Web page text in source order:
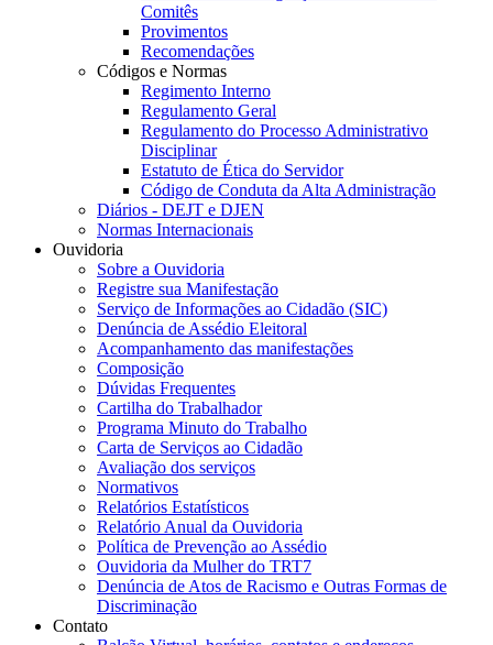
Comitês
Provimentos
Recomendações
Códigos e Normas
Regimento Interno
Regulamento Geral
Regulamento do Processo Administrativo
Disciplinar
Estatuto de Ética do Servidor
Código de Conduta da Alta Administração
Diários - DEJT e DJEN
Normas Internacionais
Ouvidoria
Sobre a Ouvidoria
Registre sua Manifestação
Serviço de Informações ao Cidadão (SIC)
Denúncia de Assédio Eleitoral
Acompanhamento das manifestações
Composição
Dúvidas Frequentes
Cartilha do Trabalhador
Programa Minuto do Trabalho
Carta de Serviços ao Cidadão
Avaliação dos serviços
Normativos
Relatórios Estatísticos
Relatório Anual da Ouvidoria
Política de Prevenção ao Assédio
Ouvidoria da Mulher do TRT7
Denúncia de Atos de Racismo e Outras Formas de
Discriminação
Contato